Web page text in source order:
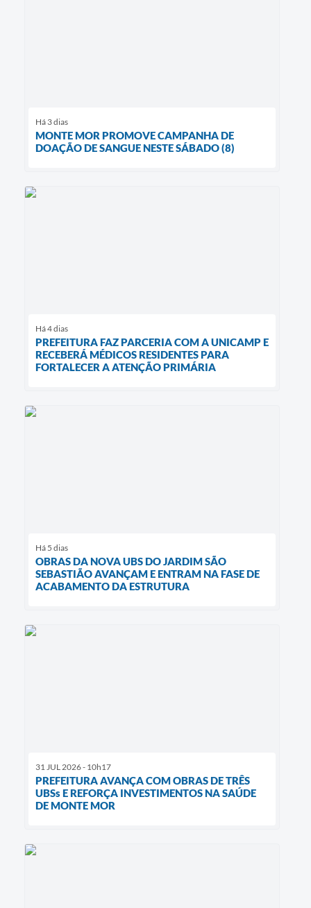
Há 3 dias
MONTE MOR PROMOVE CAMPANHA DE
DOAÇÃO DE SANGUE NESTE SÁBADO (8)
Há 4 dias
PREFEITURA FAZ PARCERIA COM A UNICAMP E
RECEBERÁ MÉDICOS RESIDENTES PARA
FORTALECER A ATENÇÃO PRIMÁRIA
Há 5 dias
OBRAS DA NOVA UBS DO JARDIM SÃO
SEBASTIÃO AVANÇAM E ENTRAM NA FASE DE
ACABAMENTO DA ESTRUTURA
31 JUL 2026 - 10h17
PREFEITURA AVANÇA COM OBRAS DE TRÊS
UBSs E REFORÇA INVESTIMENTOS NA SAÚDE
DE MONTE MOR